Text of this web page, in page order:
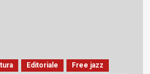
Editoriale
Free jazz